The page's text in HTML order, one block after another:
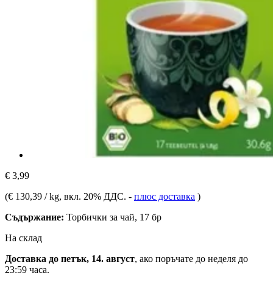
€ 3,99
(€ 130,39 / kg, вкл. 20% ДДС. - плюс доставка )
Съдържание: Торбички за чай, 17 бр
На склад
Доставка до петък, 14. август, ако поръчате до неделя до
23:59 часа.